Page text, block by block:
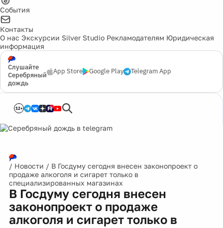
События
Контакты
О нас Экскурсии Silver Studio Рекламодателям Юридическая
информация
Слушайте
Серебряный
дождь
App Store Google Play Telegram App
12+
/ Новости / В Госдуму сегодня внесен законопроект о
продаже алкоголя и сигарет только в
специализированных магазинах
В Госдуму сегодня внесен
законопроект о продаже
алкоголя и сигарет только в